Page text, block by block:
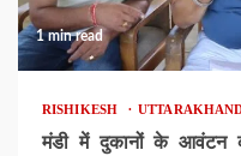
1 min read
RISHIKESH
मंडी में दुकानों के आवंटन